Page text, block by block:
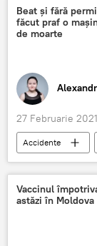
Calea Ferată a
Beat și fără
făcut praf o
de moarte
27 Februarie
Accidente
accident
stare de ebrietate
Vaccinul
astăzi în Moldova